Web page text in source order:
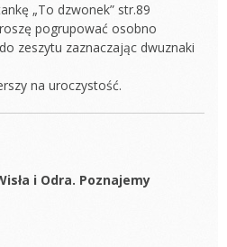
„To dzwonek” str.89
pogrupować osobno
zeszytu zaznaczając dwuznaki
na uroczystość.
i Odra. Poznajemy